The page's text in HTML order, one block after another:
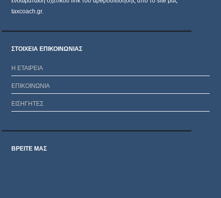
taxcoach.gr.
ΣΤΟΙΧΕΙΑ ΕΠΙΚΟΙΝΩΝΙΑΣ
Η ΕΤΑΙΡΕΙΑ
ΕΠΙΚΟΙΝΩΝΙΑ
ΕΙΣΗΓΗΤΕΣ
ΒΡΕΙΤΕ ΜΑΣ